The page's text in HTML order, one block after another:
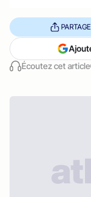
Écoutez cet article